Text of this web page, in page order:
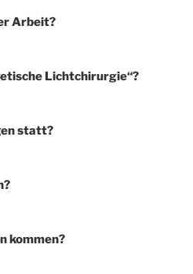
Arbeit?
Lichtchirurgie“?
statt?
kommen?